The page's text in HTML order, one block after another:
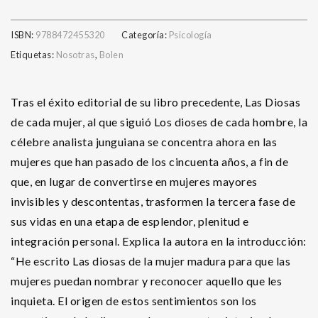
ISBN: 9788472455320 Categoría: Psicología
Etiquetas: Nosotras, Bolen
Tras el éxito editorial de su libro precedente, Las Diosas
de cada mujer, al que siguió Los dioses de cada hombre, la
célebre analista junguiana se concentra ahora en las
mujeres que han pasado de los cincuenta años, a fin de
que, en lugar de convertirse en mujeres mayores
invisibles y descontentas, trasformen la tercera fase de
sus vidas en una etapa de esplendor, plenitud e
integración personal. Explica la autora en la introducción:
“He escrito Las diosas de la mujer madura para que las
mujeres puedan nombrar y reconocer aquello que les
inquieta. El origen de estos sentimientos son los